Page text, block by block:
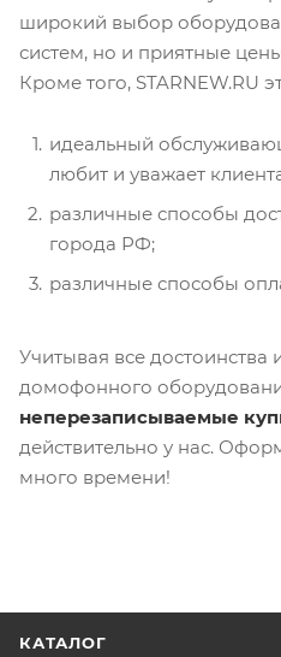
широкий выбор
систем, но и приятные
Кроме того, STARNEW.RU
идеальный
любит и уважает
различные способы
города РФ;
различные способы
Учитывая все достоинства
домофонного
неперезаписываемые
действительно у нас.
много времени!
КАТАЛОГ